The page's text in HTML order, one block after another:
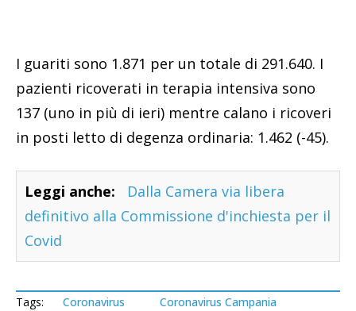
I guariti sono 1.871 per un totale di 291.640. I
pazienti ricoverati in terapia intensiva sono
137 (uno in più di ieri) mentre calano i ricoveri
in posti letto di degenza ordinaria: 1.462 (-45).
Leggi anche:
Dalla Camera via libera
definitivo alla Commissione d'inchiesta per il
Covid
Tags: Coronavirus
Coronavirus Campania